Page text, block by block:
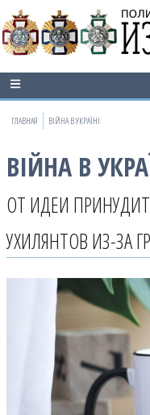
ГЛАВНАЯ ВІЙНА В УКРАЇНІ
ВІЙНА В
ОТ ИДЕИ
УХИЛЯНТОВ ИЗ-ЗА